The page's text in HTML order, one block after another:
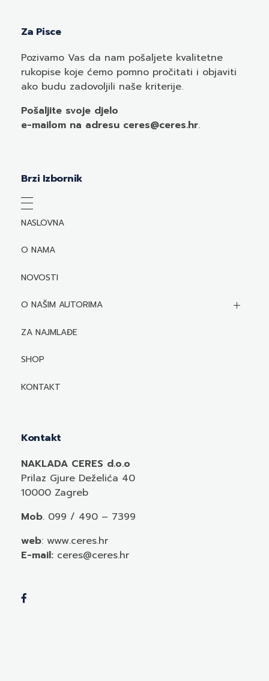
Za Pisce
Pozivamo Vas da nam pošaljete kvalitetne
rukopise koje ćemo pomno pročitati i objaviti
ako budu zadovoljili naše kriterije.
Pošaljite svoje djelo
e-mailom na adresu ceres@ceres.hr.
Brzi Izbornik
NASLOVNA
O NAMA
NOVOSTI
O NAŠIM AUTORIMA
Biografije autora
Mediji o autorima i njihovim naslovima
ZA NAJMLAĐE
SHOP
KONTAKT
Kontakt
NAKLADA CERES d.o.o
Prilaz Gjure Deželića 40
10000 Zagreb
Mob. 099 / 490 – 7399
web: www.ceres.hr
E-mail: ceres@ceres.hr